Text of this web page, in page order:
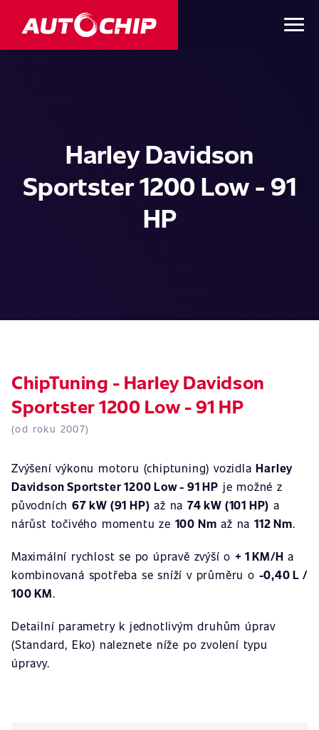
Harley Davidson
Sportster 1200 Low - 91
HP
ChipTuning - Harley Davidson
Sportster 1200 Low - 91 HP
(od roku 2007)
Zvýšení výkonu motoru (chiptuning) vozidlaHarley
Davidson Sportster 1200 Low - 91 HP je možné z
původních67 kW (91 HP) až na74 kW (101 HP) a
nárůst točivého momentu ze 100 Nm až na112 Nm.
Maximální rychlost se po úpravě zvýší o + 1 KM/H a
kombinovaná spotřeba se sníží v průměru o -0,40 L /
100 KM.
Detailní parametry k jednotlivým druhům úprav
(Standard, Eko) naleznete níže po zvolení typu
úpravy.